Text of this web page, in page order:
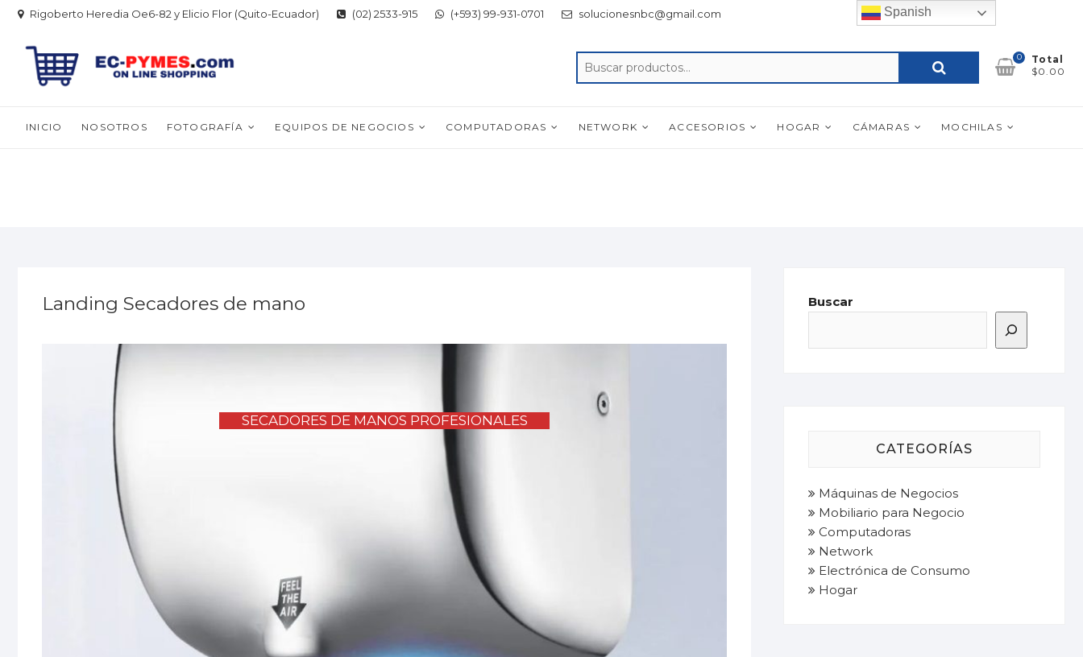
Skip
content
Rigoberto Heredia Oe6-82 y Elicio Flor (Quito-Ecuador) (02) 2533-915 (+593) 99-931-0701 solucionesnbc@gmail.com
Buscar
0
Total
$0.00
INICIO NOSOTROS FOTOGRAFÍA EQUIPOS DE NEGOCIOS COMPUTADORAS NETWORK ACCESORIOS HOGAR CÁMARAS MOCHILAS
Landing Secadores de mano
SECADORES DE MANOS PROFESIONALES
Buscar
CATEGORÍAS
Máquinas de Negocios
Mobiliario para Negocio
Computadoras
Network
Electrónica de Consumo
Hogar
Spanish